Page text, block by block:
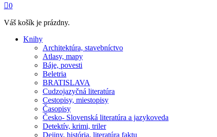
0
Váš košík je prázdny.
Knihy
Architektúra, stavebníctvo
Atlasy, mapy
Báje, povesti
Beletria
BRATISLAVA
Cudzojazyčná literatúra
Cestopisy, miestopisy
Časopisy
Česko- Slovenská literatúra a jazykoveda
Detektív, krimi, triler
Dejiny, história, literatúra faktu